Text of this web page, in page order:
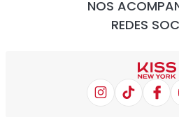
NOS
REDES